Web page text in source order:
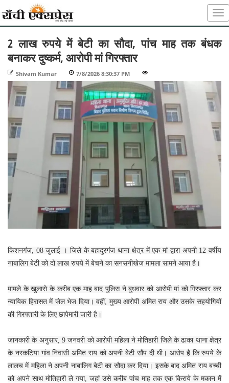
2 लाख रुपये में बेटी का सौदा, पांच माह तक बंधक
बनाकर दुष्कर्म, आरोपी मां गिरफ्तार
Shivam Kumar 7/8/2026 8:30:37 PM
किशनगंज, 08 जुलाई । जिले के बहादुरगंज थाना क्षेत्र में एक मां द्वारा अपनी 12 वर्षीय
नाबालिग बेटी को दो लाख रुपये में बेचने का सनसनीखेज मामला सामने आया है।
मामले के खुलासे के करीब एक माह बाद पुलिस ने बुधवार को आरोपी मां को गिरफ्तार कर
न्यायिक हिरासत में जेल भेज दिया। वहीं, मुख्य आरोपी अमित राय और उसके सहयोगियों
की गिरफ्तारी के लिए छापेमारी जारी है।
जानकारी के अनुसार, 9 जनवरी को आरोपी महिला ने मोतिहारी जिले के ढाका थाना क्षेत्र
के नरकटिया गांव निवासी अमित राय को अपनी बेटी सौंप दी थी। आरोप है कि रुपये के
लालच में महिला ने अपनी नाबालिग बेटी का सौदा कर दिया। इसके बाद अमित राय बच्ची
को अपने साथ मोतिहारी ले गया, जहां उसे करीब पांच माह तक एक किराये के मकान में